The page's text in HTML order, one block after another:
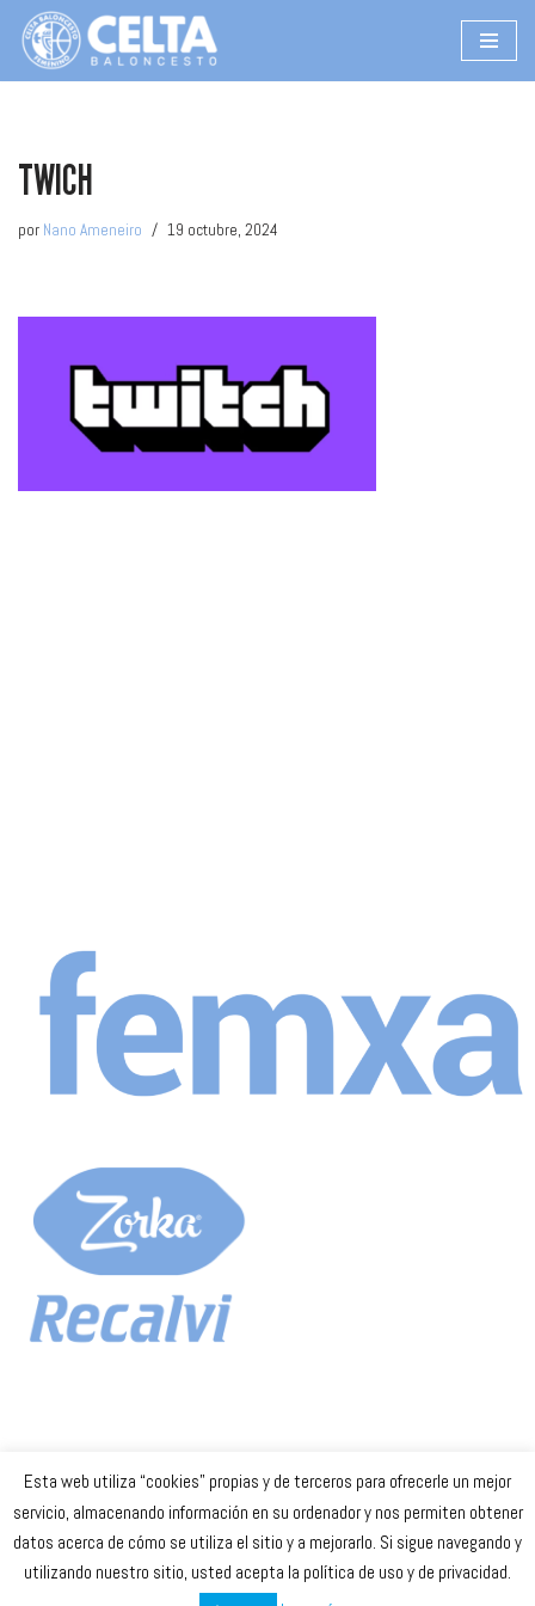
Saltar
TWICH
por Nano Ameneiro 19 octubre, 2024
Celta Baloncesto Femenino. 2023
secretaria@celtabaloncesto.com
Esta web utiliza “cookies” propias y de terceros para ofrecerle un mejor
servicio, almacenando información en su ordenador y nos permiten obtener
datos acerca de cómo se utiliza el sitio y a mejorarlo. Si sigue navegando y
utilizando nuestro sitio, usted acepta la política de uso y de privacidad.